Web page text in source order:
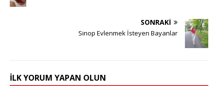
SONRAKI
Sinop Evlenmek İsteyen Bayanlar
İLK YORUM YAPAN OLUN